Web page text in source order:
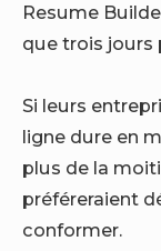
Resume
que trois jours
Si leurs
ligne dure en
plus de la
préféreraient
conformer.